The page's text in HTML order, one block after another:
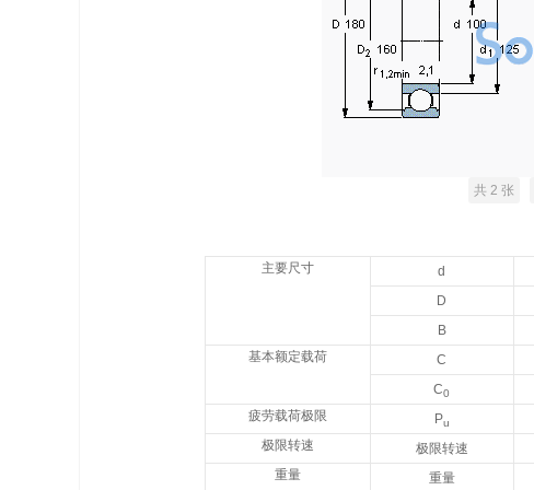
共 2 张
主要尺寸 d
D
B
基本额定载荷
C
C0
疲劳载荷极限
Pu
极限转速
极限转速
重量
重量